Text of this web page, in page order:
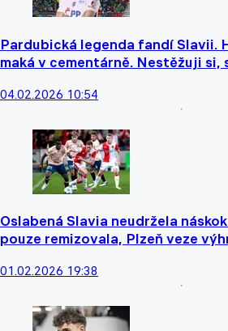
Pardubická legenda fandí Slavii.
maká v cementárně. Nestěžuji si,
04.02.2026 10:54
Oslabená Slavia neudržela
pouze remizovala, Plzeň veze
01.02.2026 19:38